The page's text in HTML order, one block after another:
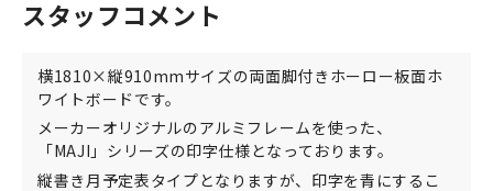
スタッフコメント
横1810×縦910mmサイズの両面脚付きホーロー板面ホ
ワイトボードです。
メーカーオリジナルのアルミフレームを使った、
「MAJI」シリーズの印字仕様となっております。
縦書き月予定表タイプとなりますが、印字を青にするこ